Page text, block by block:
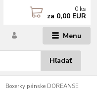
Menu
Hľadať
0 ks
za 0,00 EUR
Boxerky pánske DOREANSE